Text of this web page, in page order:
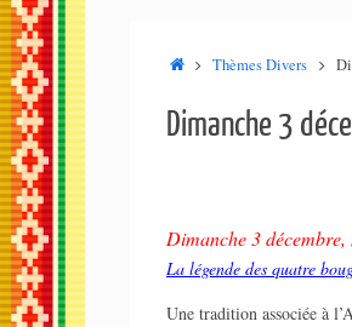
Accueil
Thèmes Divers
Dimanche 3
Dimanche 3 décembre,
La légende des quatre
Une tradition associée à